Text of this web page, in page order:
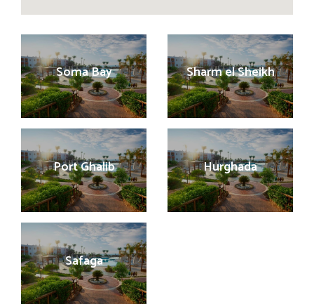
Soma Bay Sharm el Sheikh
Port Ghalib Hurghada
Safaga